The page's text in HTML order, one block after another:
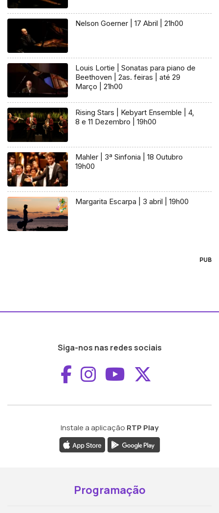
Nelson Goerner | 17 Abril | 21h00
Louis Lortie | Sonatas para piano de
Beethoven | 2as. feiras | até 29
Março | 21h00
Rising Stars | Kebyart Ensemble | 4,
8 e 11 Dezembro | 19h00
Mahler | 3ª Sinfonia | 18 Outubro
19h00
Margarita Escarpa | 3 abril | 19h00
PUB
Siga-nos nas redes sociais
Aceder ao
Aceder ao
Aceder ao
Instale a aplicação RTP Play
Programação